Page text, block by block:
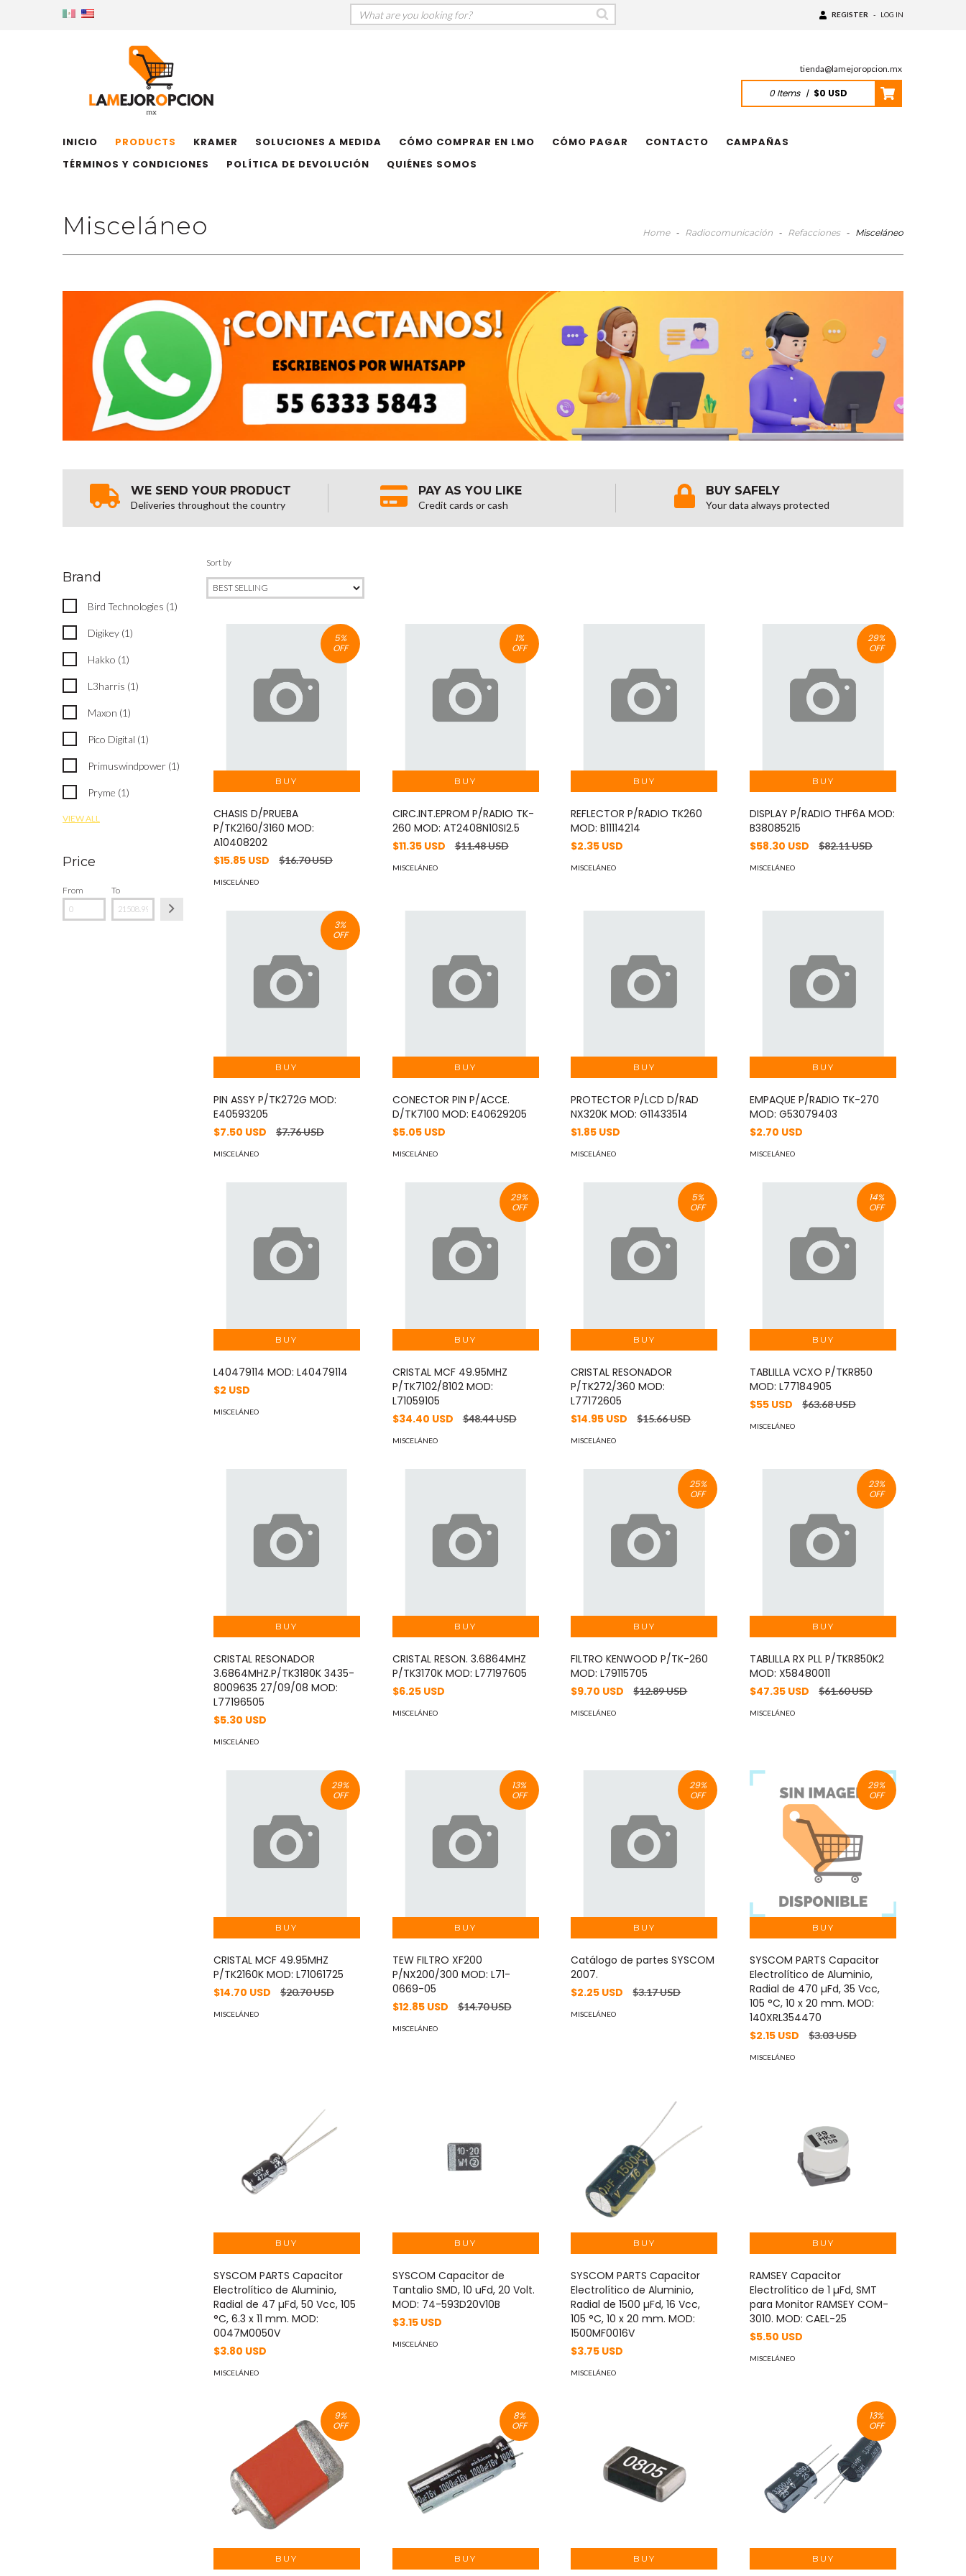
REGISTER - LOG IN
tienda@lamejoropcion.mx
0Items | $0 USD
INICIO PRODUCTS KRAMER SOLUCIONES A MEDIDA CÓMO COMPRAR EN LMO CÓMO PAGAR CONTACTO
CAMPAÑAS
TÉRMINOS Y CONDICIONES
POLÍTICA DE DEVOLUCIÓN QUIÉNES SOMOS
Misceláneo Home - Radiocomunicación - Refacciones - Misceláneo
WE SEND YOUR PRODUCT
Deliveries throughout the country
PAY AS YOU LIKE
Credit cards or cash
BUY SAFELY
Your data always protected
Brand
Bird Technologies (1)
Digikey (1)
Hakko (1)
L3harris (1)
Maxon (1)
Pico Digital (1)
Primuswindpower (1)
Pryme (1)
VIEW ALL
Price
From To
Sort by
5%
OFF
CHASIS D/PRUEBA
P/TK2160/3160 MOD:
A10408202
$15.85 USD
$16.70 USD
MISCELÁNEO
1%
OFF
CIRC.INT.EPROM P/RADIO TK-
260 MOD: AT2408N10SI2.5
$11.35 USD
$11.48 USD
MISCELÁNEO
REFLECTOR P/RADIO TK260
MOD: B11114214
$2.35 USD
MISCELÁNEO
29%
OFF
DISPLAY P/RADIO THF6A MOD:
B38085215
$58.30 USD
$82.11 USD
MISCELÁNEO
3%
OFF
PIN ASSY P/TK272G MOD:
E40593205
$7.50 USD
$7.76 USD
MISCELÁNEO
CONECTOR PIN P/ACCE.
D/TK7100 MOD: E40629205
$5.05 USD
MISCELÁNEO
PROTECTOR P/LCD D/RAD
NX320K MOD: G11433514
$1.85 USD
MISCELÁNEO
EMPAQUE P/RADIO TK-270
MOD: G53079403
$2.70 USD
MISCELÁNEO
L40479114 MOD: L40479114
$2 USD
MISCELÁNEO
29%
OFF
CRISTAL MCF 49.95MHZ
P/TK7102/8102 MOD:
L71059105
$34.40 USD
$48.44 USD
MISCELÁNEO
5%
OFF
CRISTAL RESONADOR
P/TK272/360 MOD:
L77172605
$14.95 USD
$15.66 USD
MISCELÁNEO
14%
OFF
TABLILLA VCXO P/TKR850
MOD: L77184905
$55 USD
$63.68 USD
MISCELÁNEO
CRISTAL RESONADOR
3.6864MHZ.P/TK3180K 3435-
8009635 27/09/08 MOD:
L77196505
$5.30 USD
MISCELÁNEO
CRISTAL RESON. 3.6864MHZ
P/TK3170K MOD: L77197605
$6.25 USD
MISCELÁNEO
25%
OFF
FILTRO KENWOOD P/TK-260
MOD: L79115705
$9.70 USD
$12.89 USD
MISCELÁNEO
23%
OFF
TABLILLA RX PLL P/TKR850K2
MOD: X58480011
$47.35 USD
$61.60 USD
MISCELÁNEO
29%
OFF
CRISTAL MCF 49.95MHZ
P/TK2160K MOD: L71061725
$14.70 USD
$20.70 USD
MISCELÁNEO
13%
OFF
TEW FILTRO XF200
P/NX200/300 MOD: L71-
0669-05
$12.85 USD
$14.70 USD
MISCELÁNEO
29%
OFF
Catálogo de partes SYSCOM
2007.
$2.25 USD
$3.17 USD
MISCELÁNEO
29%
OFF
SYSCOM PARTS Capacitor
Electrolítico de Aluminio,
Radial de 470 µFd, 35 Vcc,
105 °C, 10 x 20 mm. MOD:
140XRL354470
$2.15 USD
$3.03 USD
MISCELÁNEO
SYSCOM PARTS Capacitor
Electrolítico de Aluminio,
Radial de 47 µFd, 50 Vcc, 105
°C, 6.3 x 11 mm. MOD:
0047M0050V
$3.80 USD
MISCELÁNEO
SYSCOM Capacitor de
Tantalio SMD, 10 uFd, 20 Volt.
MOD: 74-593D20V10B
$3.15 USD
MISCELÁNEO
SYSCOM PARTS Capacitor
Electrolítico de Aluminio,
Radial de 1500 µFd, 16 Vcc,
105 °C, 10 x 20 mm. MOD:
1500MF0016V
$3.75 USD
MISCELÁNEO
RAMSEY Capacitor
Electrolítico de 1 µFd, SMT
para Monitor RAMSEY COM-
3010. MOD: CAEL-25
$5.50 USD
MISCELÁNEO
9%
OFF
8%
OFF
13%
OFF